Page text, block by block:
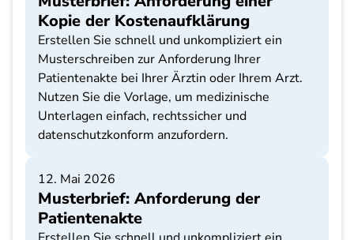
Kopie der Kostenaufklärung
Erstellen Sie schnell und unkompliziert ein
Musterschreiben zur Anforderung Ihrer
Patientenakte bei Ihrer Ärztin oder Ihrem Arzt.
Nutzen Sie die Vorlage, um medizinische
Unterlagen einfach, rechtssicher und
datenschutzkonform anzufordern.
12. Mai 2026
Musterbrief: Anforderung der
Patientenakte